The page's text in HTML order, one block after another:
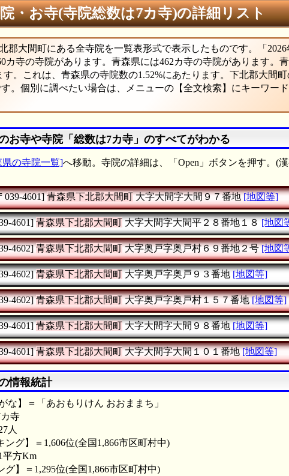
・お寺(寺院総数は7カ寺)の詳細リスト
郡大間町にある全寺院を一覧表形式で表示したものです。「2026
カ寺の寺院があります。青森県には462カ寺の寺院があります。
。これは、青森県の寺院数の1.52%にあたります。下北郡大間
。個別に調べたい場合は、メニューの【全文検索】にキーワー
お寺や寺院「総数は7カ寺」のすべてがわかる
県の寺院一覧]へ移動。寺院の詳細は、「Open」ボタンを押す。(
039-4601] 青森県下北郡大間町大字大間字大間９７番地 [地図等]
4601] 青森県下北郡大間町大字大間字大間平２８番地１８ [地図
4602] 青森県下北郡大間町大字奥戸字奥戸村６９番地２号 [地図
4602] 青森県下北郡大間町大字奥戸字奥戸９３番地 [地図等]
4602] 青森県下北郡大間町大字奥戸字奥戸村１５７番地 [地図等]
4601] 青森県下北郡大間町大字大間字大間９８番地 [地図等]
4601] 青森県下北郡大間町大字大間字大間１０１番地 [地図等]
情報統計
な】＝「あおもりけん おおままち」
寺
人
ング】＝1,606位(全国1,866市区町村中)
平方Km
グ】＝1,295位(全国1,866市区町村中)